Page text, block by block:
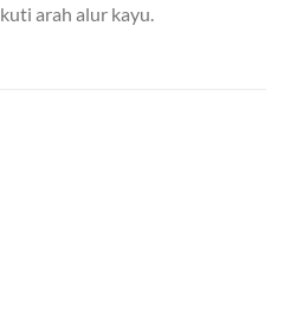
arah alur kayu.